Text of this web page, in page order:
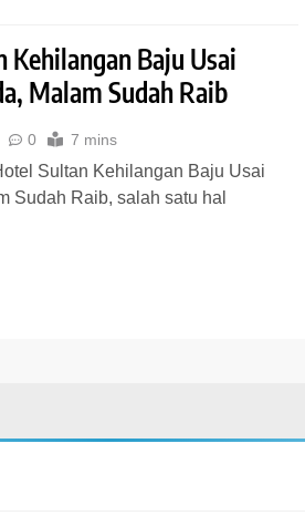
Kehilangan Baju Usai
Malam Sudah Raib
0 7 mins
Sultan Kehilangan Baju Usai
Sudah Raib, salah satu hal